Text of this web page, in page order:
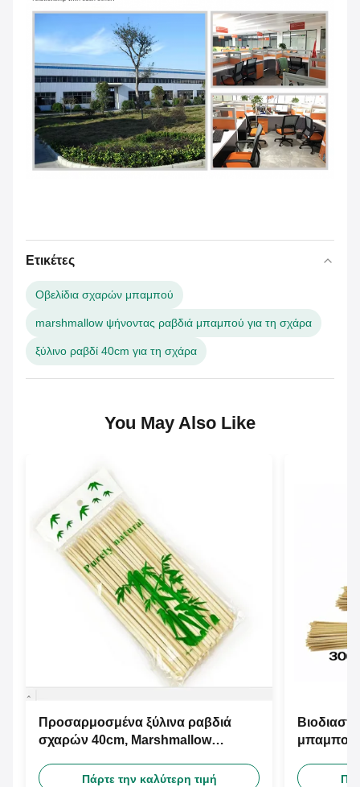
Ετικέτες
Οβελίδια σχαρών μπαμπού
marshmallow ψήνοντας ραβδιά μπαμπού για τη σχάρα
ξύλινο ραβδί 40cm για τη σχάρα
You May Also Like
Προσαρμοσμένα ξύλινα ραβδιά
σχαρών 40cm, Marshmallow
σχάρα
Πάρτε την καλύτερη τιμή
μπαμπού